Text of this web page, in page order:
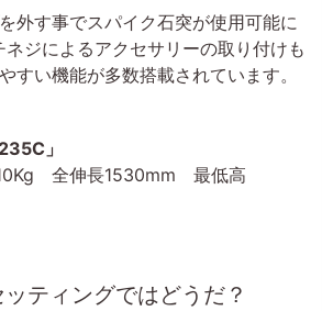
外す事でスパイク石突が使用可能に
ジによるアクセサリーの取り付けも
すい機能が多数搭載されています。
」
全伸長1530mm 最低高
ティングではどうだ？